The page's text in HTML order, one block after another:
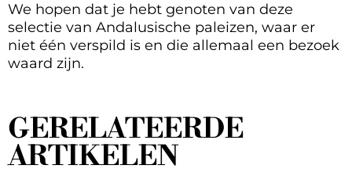
We hopen dat je hebt genoten van deze
selectie van Andalusische paleizen, waar er
niet één verspild is en die allemaal een bezoek
waard zijn.
GERELATEERDE
ARTIKELEN